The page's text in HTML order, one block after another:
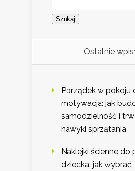
Ostatnie
Porządek w pokoju
motywacja: jak
samodzielność i
nawyki sprzątania
Naklejki ścienne do
dziecka: jak wybrać